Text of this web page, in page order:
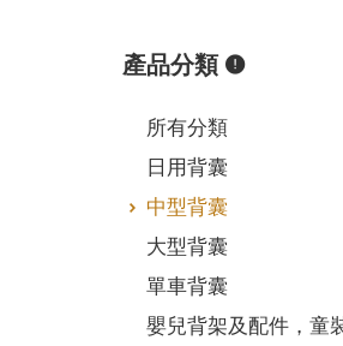
產品分類
所有分類
日用背囊
中型背囊
大型背囊
單車背囊
嬰兒背架及配件，童